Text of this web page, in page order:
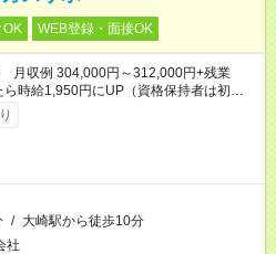
OK WEB登録・面接OK
月収例 304,000円～312,000円+残業
時給1,950円にUP（資格保持者は初め
/ 大崎駅から徒歩10分
社